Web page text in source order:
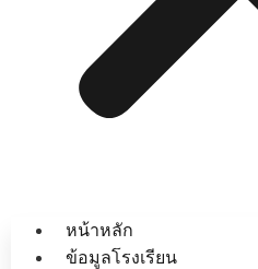
หน้าหลัก
ข้อมูลโรงเรียน